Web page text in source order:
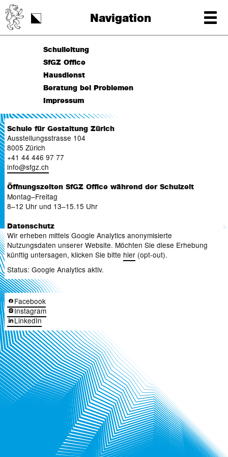
Navigation
Tag der Schrift
Schulleitung
SfGZ Office
Hausdienst
Beratung bei Problemen
Impressum
Schule für Gestaltung Zürich
Ausstellungsstrasse 104
8005 Zürich
+41 44 446 97 77
info@sfgz.ch
Öffnungszeiten SfGZ Office während der Schulzeit
Montag–Freitag
8–12 Uhr und 13–15.15 Uhr
Datenschutz
Wir erheben mittels Google Analytics anonymisierte
Nutzungsdaten unserer Website. Möchten Sie diese Erhebung
künftig untersagen, klicken Sie bitte hier (opt-out).
Status: Google Analyticsaktiv.
Facebook
Instagram
LinkedIn